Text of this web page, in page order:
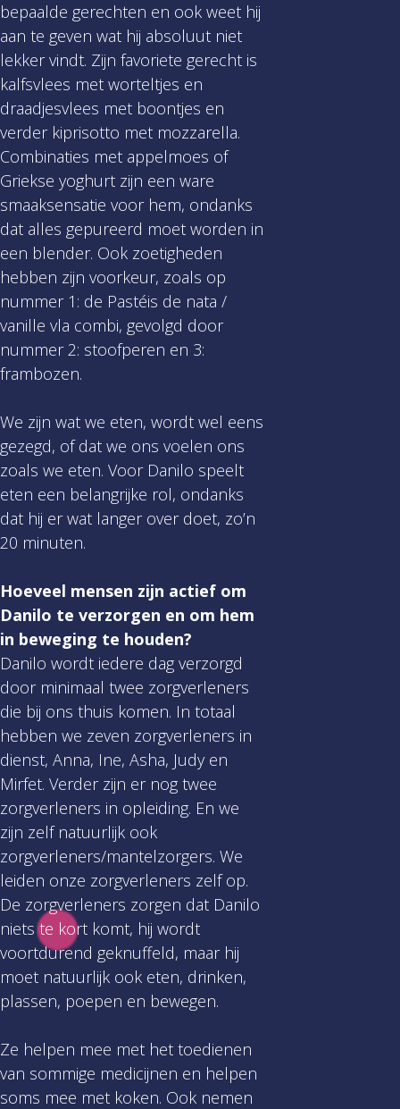
bepaalde gerechten en ook weet hij
aan te geven wat hij absoluut niet
lekker vindt. Zijn favoriete gerecht is
kalfsvlees met worteltjes en
draadjesvlees met boontjes en
verder kiprisotto met mozzarella.
Combinaties met appelmoes of
Griekse yoghurt zijn een ware
smaaksensatie voor hem, ondanks
dat alles gepureerd moet worden in
een blender. Ook zoetigheden
hebben zijn voorkeur, zoals op
nummer 1: de Pastéis de nata /
vanille vla combi, gevolgd door
nummer 2: stoofperen en 3:
frambozen.
We zijn wat we eten, wordt wel eens
gezegd, of dat we ons voelen ons
zoals we eten. Voor Danilo speelt
eten een belangrijke rol, ondanks
dat hij er wat langer over doet, zo’n
20 minuten.
Hoeveel mensen zijn actief om
Danilo te verzorgen en om hem
in beweging te houden?
Danilo wordt iedere dag verzorgd
door minimaal twee zorgverleners
die bij ons thuis komen. In totaal
hebben we zeven zorgverleners in
dienst, Anna, Ine, Asha, Judy en
Mirfet. Verder zijn er nog twee
zorgverleners in opleiding. En we
zijn zelf natuurlijk ook
zorgverleners/mantelzorgers. We
leiden onze zorgverleners zelf op.
De zorgverleners zorgen dat Danilo
niets te kort komt, hij wordt
voortdurend geknuffeld, maar hij
moet natuurlijk ook eten, drinken,
plassen, poepen en bewegen.
Ze helpen mee met het toedienen
van sommige medicijnen en helpen
soms mee met koken. Ook nemen